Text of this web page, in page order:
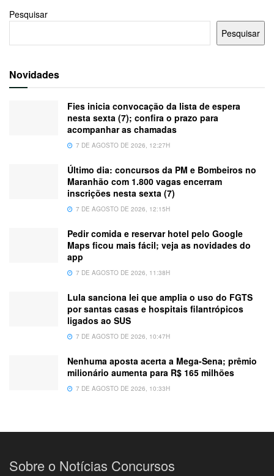
Pesquisar
Pesquisar
Novidades
Fies inicia convocação da lista de espera
nesta sexta (7); confira o prazo para
acompanhar as chamadas
7 DE AGOSTO DE 2026, 12:27H
Último dia: concursos da PM e Bombeiros no
Maranhão com 1.800 vagas encerram
inscrições nesta sexta (7)
7 DE AGOSTO DE 2026, 12:15H
Pedir comida e reservar hotel pelo Google
Maps ficou mais fácil; veja as novidades do
app
7 DE AGOSTO DE 2026, 11:38H
Lula sanciona lei que amplia o uso do FGTS
por santas casas e hospitais filantrópicos
ligados ao SUS
7 DE AGOSTO DE 2026, 10:47H
Nenhuma aposta acerta a Mega-Sena; prêmio
milionário aumenta para R$ 165 milhões
7 DE AGOSTO DE 2026, 10:33H
Sobre o Notícias Concursos